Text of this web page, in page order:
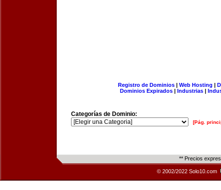
Registro de Dominios| Web Hosting |
Dominios Expirados | Industrias |
Categorías de Dominio:
[Pág.
** Precios
© 2002/2022 Solo10.com